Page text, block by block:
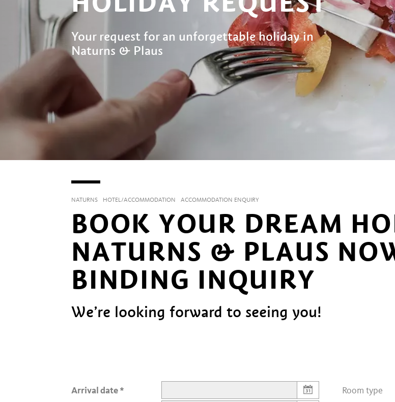
Your request for an unforgettable holiday in
Naturns & Plaus
NATURNS HOTEL/ACCOMMODATION ACCOMMODATION ENQUIRY
BOOK YOUR DREAM
NATURNS & PLAUS
BINDING INQUIRY
We’re looking forward to seeing you!
Arrival date Room type